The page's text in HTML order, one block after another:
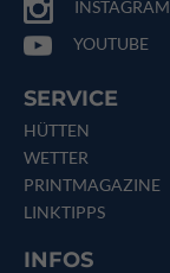
INSTAGRAM
YOUTUBE
SERVICE
HÜTTEN
WETTER
PRINTMAGAZINE
LINKTIPPS
INFOS